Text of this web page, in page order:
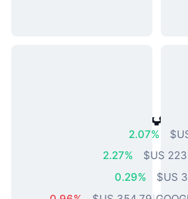
الشائعة
2.07%
2.27%
0.29%